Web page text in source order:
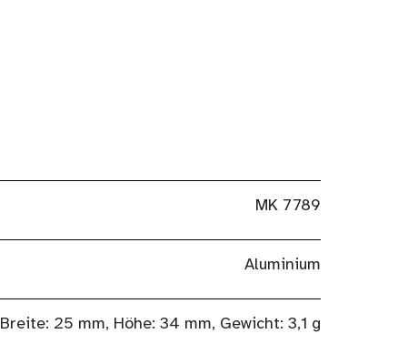
MK 7789
Aluminium
Breite: 25 mm, Höhe: 34 mm, Gewicht: 3,1 g